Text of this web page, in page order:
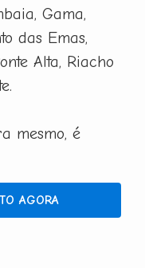
Gama,
das Emas,
Alta, Riacho
mesmo, é
AGORA